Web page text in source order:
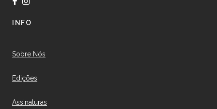
INFO
Sobre Nós
Edições
Assinaturas